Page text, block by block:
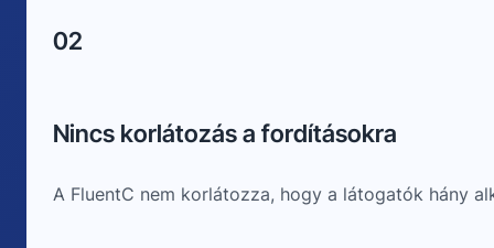
02
Nincs korlátozás a fordításokra
A FluentC nem korlátozza, hogy a látogatók hány